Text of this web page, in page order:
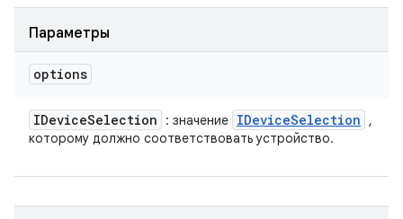
Параметры
options
IDeviceSelection : значение IDeviceSelection
,
которому должно соответствовать устройство.